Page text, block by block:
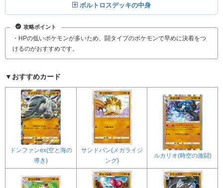
ボルトロスデッキの中身
攻略ポイント
・HPの低いポケモンが多いため、闘タイプのポケモンで早めに決着をつ
けるのがおすすめです。
▼おすすめカード
ドンファンex(空と海の
導き)
サンドパン(メガライジ
ング)
ルカリオ(時空の激闘)